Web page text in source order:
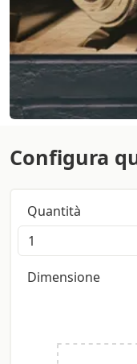
Configura
Quantità
Dimensione